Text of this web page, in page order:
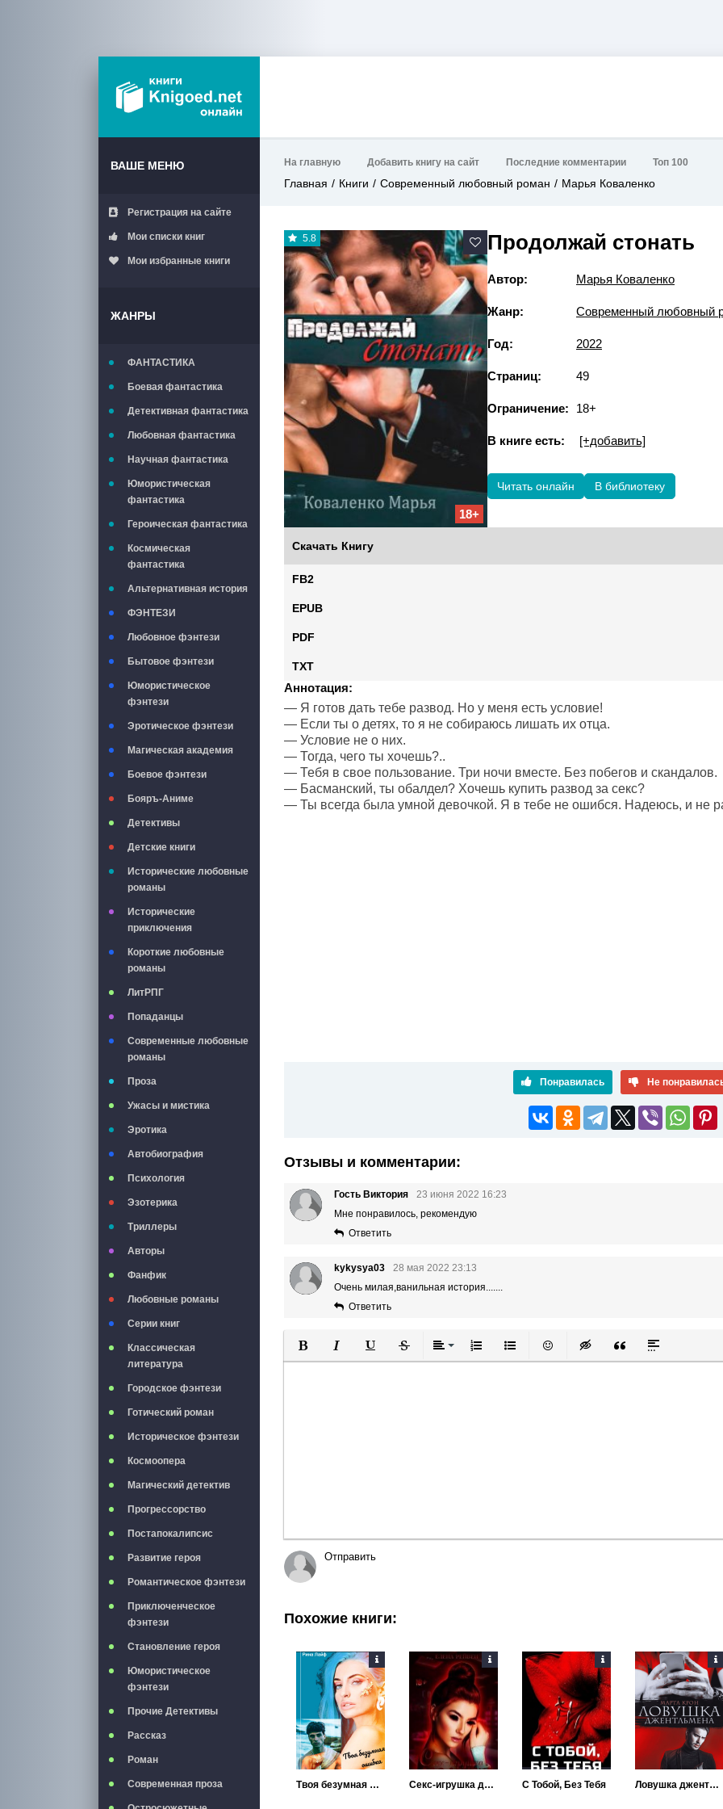
ВАШЕ МЕНЮ
Регистрация на сайте
Мои списки книг
Мои избранные книги
ЖАНРЫ
ФАНТАСТИКА
Боевая фантастика
Детективная фантастика
Любовная фантастика
Научная фантастика
Юмористическая
фантастика
Героическая фантастика
Космическая
фантастика
Альтернативная история
ФЭНТЕЗИ
Любовное фэнтези
Бытовое фэнтези
Юмористическое
фэнтези
Эротическое фэнтези
Магическая академия
Боевое фэнтези
Бояръ-Аниме
Детективы
Детские книги
Исторические любовные
романы
Исторические
приключения
Короткие любовные
романы
ЛитРПГ
Попаданцы
Современные любовные
романы
Проза
Ужасы и мистика
Эротика
Автобиография
Психология
Эзотерика
Триллеры
Авторы
Фанфик
Любовные романы
Серии книг
Классическая
литература
Городское фэнтези
Готический роман
Историческое фэнтези
Космоопера
Магический детектив
Прогрессорство
Постапокалипсис
Развитие героя
Романтическое фэнтези
Приключенческое
фэнтези
Становление героя
Юмористическое
фэнтези
Прочие Детективы
Рассказ
Роман
Современная проза
На главную Добавить книгу на сайт Последние комментарии Топ 100
Главная Книги Современный любовный роман Марья Коваленко
5.8
18+
Продолжай стонать
Автор: Марья Коваленко
Жанр: Современный любовный
Год: 2022
Страниц: 49
Ограничение: 18+
В книге есть: [+добавить]
Читать онлайн В библиотеку
Скачать Книгу
FB2
EPUB
PDF
TXT
Аннотация:
— Я готов дать тебе развод. Но у меня есть условие!
— Если ты о детях, то я не собираюсь лишать их отца.
— Условие не о них.
— Тогда, чего ты хочешь?..
— Тебя в свое пользование. Три ночи вместе. Без побегов и скандалов.
— Басманский, ты обалдел? Хочешь купить развод за секс?
— Ты всегда была умной девочкой. Я в тебе не ошибся. Надеюсь, и не
Понравилась Не
Отзывы и комментарии:
Гость Виктория
23 июня 2022 16:23
Мне понравилось, рекомендую
Ответить
kykysya03
28 мая 2022 23:13
Очень милая,ванильная история.......
Ответить
Полужирный
КурсивПодчеркнутый
ЗачеркнутыйВыравнивание
Нумерованный список
Маркированный список
Вставить смайлик
Вставка скрытого текста
Вставка цитаты
Вставка
Отправить
Похожие книги:
Твоя безумная ошибка Секс-игрушка для демона С Тобой, Без Тебя Ловушка джентльмена